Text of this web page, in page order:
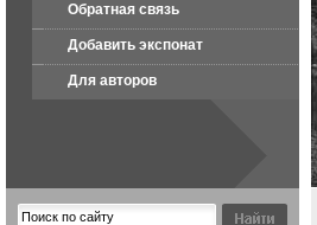
Обратная связь
Добавить экспонат
Для авторов